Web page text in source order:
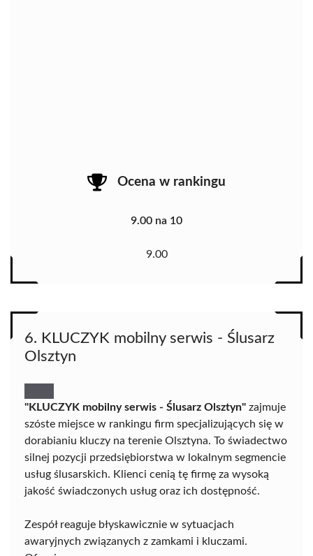
Ocena w rankingu
9.00 na 10
9.00
6. KLUCZYK mobilny serwis - Ślusarz
Olsztyn
"KLUCZYK mobilny serwis - Ślusarz Olsztyn" zajmuje
szóste miejsce w rankingu firm specjalizujących się w
dorabianiu kluczy na terenie Olsztyna. To świadectwo
silnej pozycji przedsiębiorstwa w lokalnym segmencie
usług ślusarskich. Klienci cenią tę firmę za wysoką
jakość świadczonych usług oraz ich dostępność.
Zespół reaguje błyskawicznie w sytuacjach
awaryjnych związanych z zamkami i kluczami.